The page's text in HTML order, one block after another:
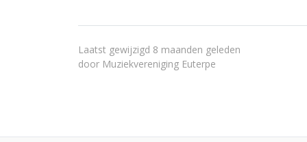
Laatst gewijzigd 8 maanden geleden
door Muziekvereniging Euterpe